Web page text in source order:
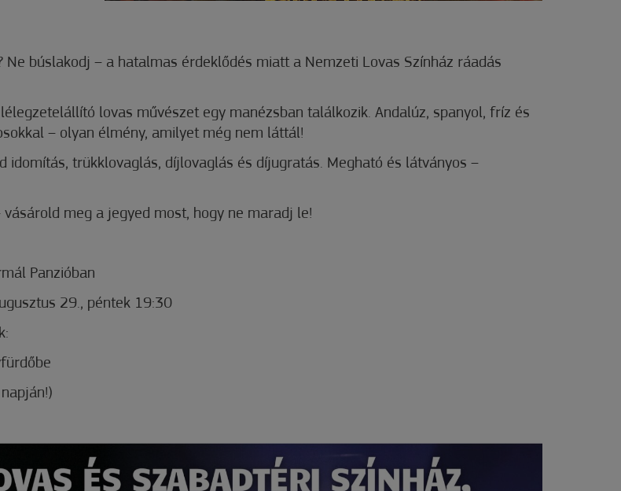
búslakodj – a hatalmas érdeklődés miatt a Nemzeti Lovas Színház ráadás
lovas művészet egy manézsban találkozik. Andalúz, spanyol, fríz és
– olyan élmény, amilyet még nem láttál!
idomítás, trükklovaglás, díjlovaglás és díjugratás. Megható és látványos –
meg a jegyed most, hogy ne maradj le!
Panzióban
29., péntek 19:30